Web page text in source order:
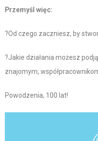
Przemyśl więc:
?Od czego zaczniesz, by
?Jakie działania możesz
znajomym,
Powodzenia, 100 lat!